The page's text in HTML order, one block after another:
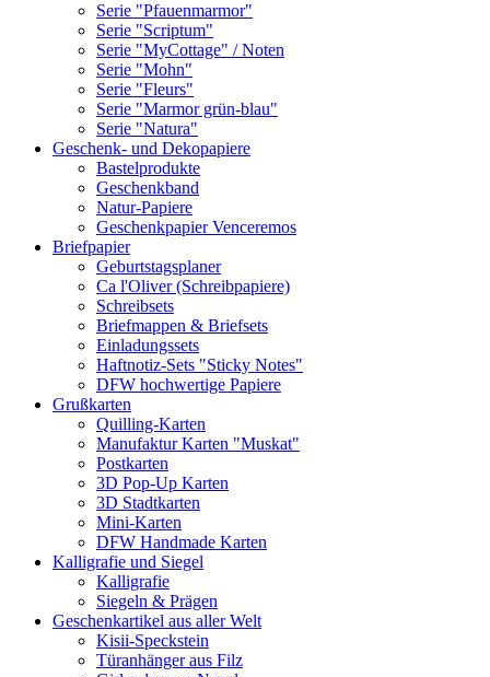
Serie "Pfauenmarmor"
Serie "Scriptum"
Serie "MyCottage" / Noten
Serie "Mohn"
Serie "Fleurs"
Serie "Marmor grün-blau"
Serie "Natura"
Geschenk- und Dekopapiere
Bastelprodukte
Geschenkband
Natur-Papiere
Geschenkpapier Venceremos
Briefpapier
Geburtstagsplaner
Ca l'Oliver (Schreibpapiere)
Schreibsets
Briefmappen & Briefsets
Einladungssets
Haftnotiz-Sets "Sticky Notes"
DFW hochwertige Papiere
Grußkarten
Quilling-Karten
Manufaktur Karten "Muskat"
Postkarten
3D Pop-Up Karten
3D Stadtkarten
Mini-Karten
DFW Handmade Karten
Kalligrafie und Siegel
Kalligrafie
Siegeln & Prägen
Geschenkartikel aus aller Welt
Kisii-Speckstein
Türanhänger aus Filz